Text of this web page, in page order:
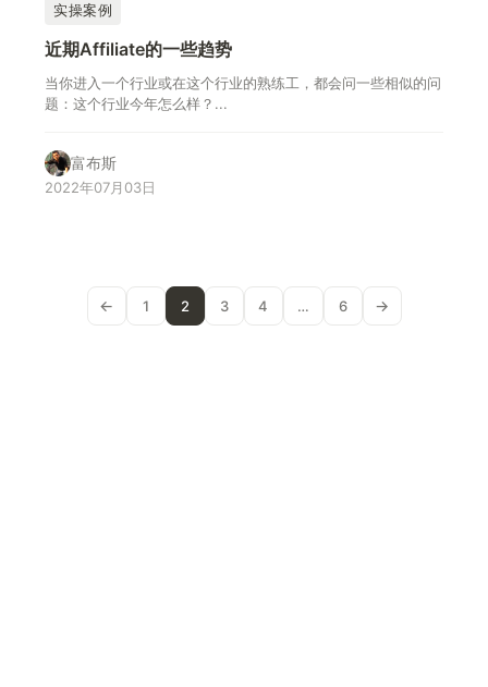
实操案例
近期Affiliate的一些趋势
当你进入一个行业或在这个行业的熟练工，都会问一些相似的问
题：这个行业今年怎么样？...
富布斯
2022年07月03日
← 1 2 3 4 … 6 →